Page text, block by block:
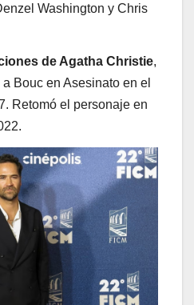
Washington y Chris
de Agatha Christie,
Bouc en Asesinato en el
Retomó el personaje en